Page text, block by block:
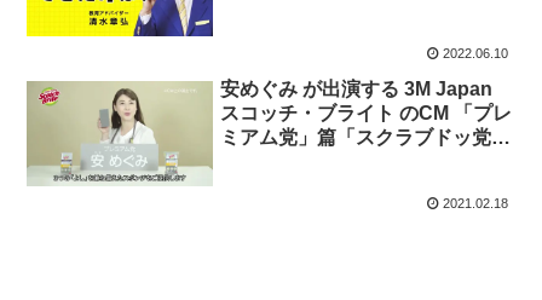
2022.06.10
安めぐみ が出演する 3M Japan
スコッチ・ブライト のCM 「プレ
ミアム党」篇「スクラブドッ党」
2021.02.18